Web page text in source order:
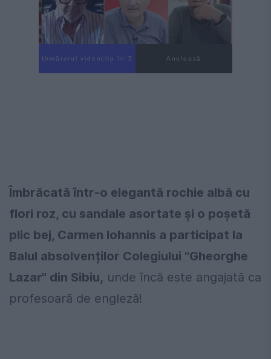
Următorul videoclip în 4 Anulează
Îmbrăcată într-o elegantă rochie albă cu
flori roz, cu sandale asortate și o poșetă
plic bej, Carmen Iohannis a participat la
Balul absolvenților Colegiului "Gheorghe
Lazar" din Sibiu, unde încă este angajată ca
profesoară de engleză!